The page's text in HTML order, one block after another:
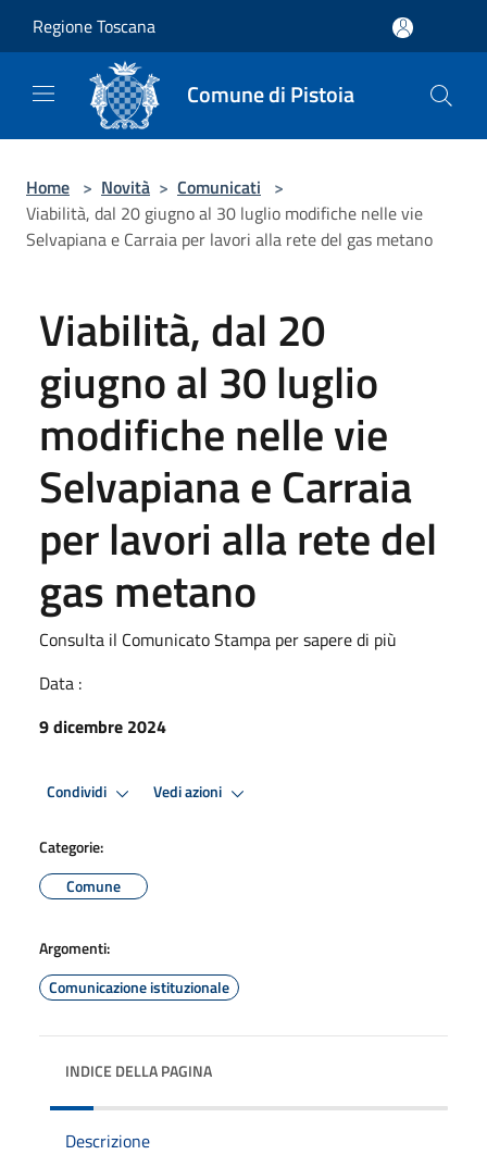
Regione Toscana
Comune di Pistoia
Home > Novità > Comunicati >
Viabilità, dal 20 giugno al 30 luglio modifiche nelle vie
Selvapiana e Carraia per lavori alla rete del gas metano
Viabilità, dal 20
giugno al 30 luglio
modifiche nelle vie
Selvapiana e Carraia
per lavori alla rete del
gas metano
Consulta il Comunicato Stampa per sapere di più
Data :
9 dicembre 2024
Condividi Vedi azioni
Categorie:
Comune
Argomenti:
Comunicazione istituzionale
INDICE DELLA PAGINA
Descrizione